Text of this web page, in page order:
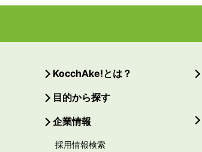
KocchAke!とは？
目的から探す
企業情報
採用情報検索